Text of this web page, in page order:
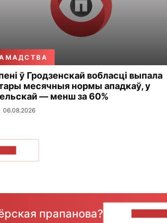
ў Гродзенскай вобласці выпала
месячныя нормы ападкаў, у
— менш за 60%
06.08.2026
прапанова?